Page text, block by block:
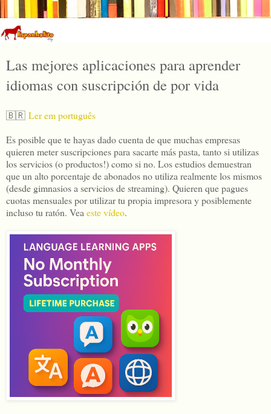
Las mejores aplicaciones para aprender
idiomas con suscripción de por vida
🇧🇷 Ler em português
Es posible que te hayas dado cuenta de que muchas empresas
quieren meter suscripciones para sacarte más pasta, tanto si utilizas
los servicios (o productos!) como si no. Los estudios demuestran
que un alto porcentaje de abonados no utiliza realmente los mismos
(desde gimnasios a servicios de streaming). Quieren que pagues
cuotas mensuales por utilizar tu propia impresora y posiblemente
incluso tu ratón. Veaeste vídeo.